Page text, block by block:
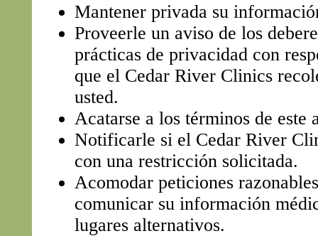
Mantener privada su
Proveerle un aviso de los
prácticas de privacidad con
que el Cedar River Clinics
usted.
Acatarse a los términos de este
Notificarle si el Cedar River
con una restricción solicitada.
Acomodar peticiones
comunicar su información
lugares alternativos.